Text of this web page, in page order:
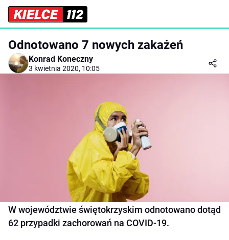
Odnotowano 7 nowych zakażeń
Konrad Koneczny
3 kwietnia 2020, 10:05
W województwie świętokrzyskim odnotowano dotąd
62 przypadki zachorowań na COVID-19.